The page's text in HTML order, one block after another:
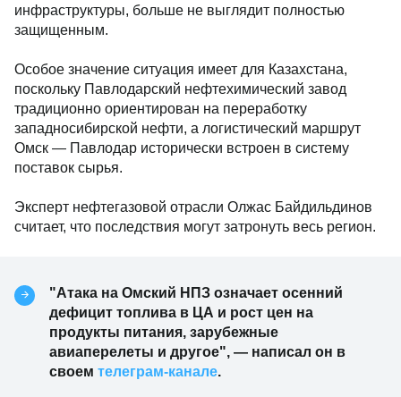
инфраструктуры, больше не выглядит полностью
защищенным.
Особое значение ситуация имеет для Казахстана,
поскольку Павлодарский нефтехимический завод
традиционно ориентирован на переработку
западносибирской нефти, а логистический маршрут
Омск — Павлодар исторически встроен в систему
поставок сырья.
Эксперт нефтегазовой отрасли Олжас Байдильдинов
считает, что последствия могут затронуть весь регион.
"Атака на Омский НПЗ означает осенний
дефицит топлива в ЦА и рост цен на
продукты питания, зарубежные
авиаперелеты и другое", — написал он в
своем телеграм-канале.